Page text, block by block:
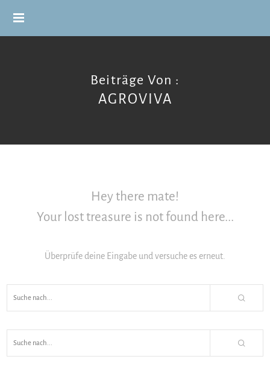
Beiträge Von :
AGROVIVA
Hey there mate!
Your lost treasure is not found here...
Überprüfe deine Eingabe und versuche es erneut.